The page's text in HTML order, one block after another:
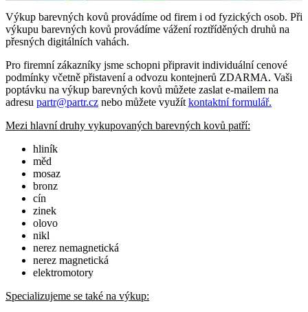
Výkup barevných kovů provádíme od firem i od fyzických osob. Při
výkupu barevných kovů provádíme vážení roztříděných druhů na
přesných digitálních vahách.
Pro firemní zákazníky jsme schopni připravit individuální cenové
podmínky včetně přistavení a odvozu kontejnerů ZDARMA. Vaši
poptávku na výkup barevných kovů můžete zaslat e-mailem na
adresu partr@partr.cz nebo můžete využít kontaktní formulář.
Mezi hlavní druhy vykupovaných barevných kovů patří:
hliník
měd
mosaz
bronz
cín
zinek
olovo
nikl
nerez nemagnetická
nerez magnetická
elektromotory
Specializujeme se také na výkup: